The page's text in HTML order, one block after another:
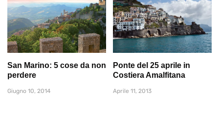
San Marino: 5 cose da non
perdere
Giugno 10, 2014
Ponte del 25 aprile in
Costiera Amalfitana
Aprile 11, 2013